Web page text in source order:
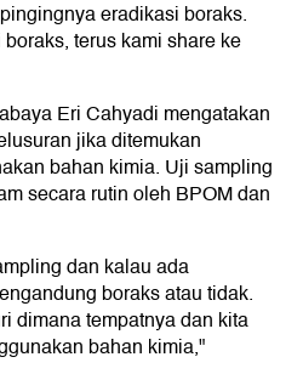
eradikasi boraks.
terus kami share ke
Eri Cahyadi mengatakan
jika ditemukan
bahan kimia. Uji sampling
secara rutin oleh BPOM dan
dan kalau ada
boraks atau tidak.
dimana tempatnya dan kita
bahan kimia,"